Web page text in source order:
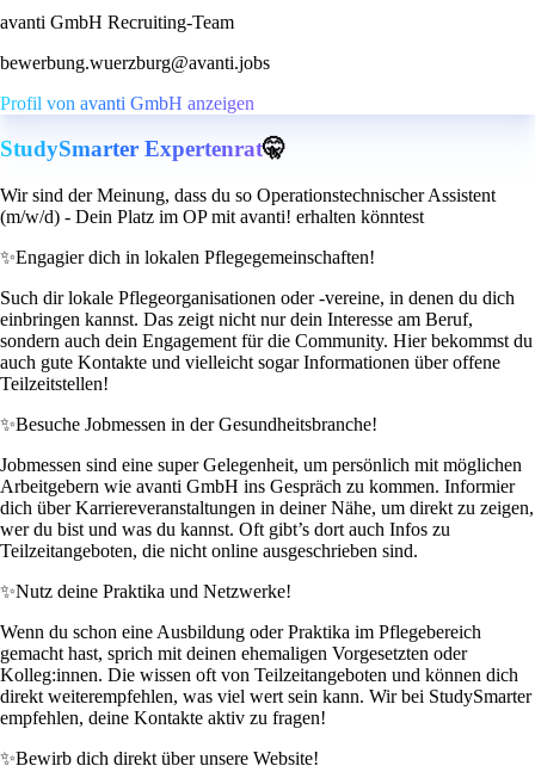
avanti GmbH Recruiting-Team
bewerbung.wuerzburg@avanti.jobs
Profil von avanti GmbH anzeigen
StudySmarter Expertenrat🤫
Wir sind der Meinung, dass du so Operationstechnischer Assistent
(m/w/d) - Dein Platz im OP mit avanti! erhalten könntest
✨Engagier dich in lokalen Pflegegemeinschaften!
Such dir lokale Pflegeorganisationen oder -vereine, in denen du dich
einbringen kannst. Das zeigt nicht nur dein Interesse am Beruf,
sondern auch dein Engagement für die Community. Hier bekommst du
auch gute Kontakte und vielleicht sogar Informationen über offene
Teilzeitstellen!
✨Besuche Jobmessen in der Gesundheitsbranche!
Jobmessen sind eine super Gelegenheit, um persönlich mit möglichen
Arbeitgebern wie avanti GmbH ins Gespräch zu kommen. Informier
dich über Karriereveranstaltungen in deiner Nähe, um direkt zu zeigen,
wer du bist und was du kannst. Oft gibt’s dort auch Infos zu
Teilzeitangeboten, die nicht online ausgeschrieben sind.
✨Nutz deine Praktika und Netzwerke!
Wenn du schon eine Ausbildung oder Praktika im Pflegebereich
gemacht hast, sprich mit deinen ehemaligen Vorgesetzten oder
Kolleg:innen. Die wissen oft von Teilzeitangeboten und können dich
direkt weiterempfehlen, was viel wert sein kann. Wir bei StudySmarter
empfehlen, deine Kontakte aktiv zu fragen!
✨Bewirb dich direkt über unsere Website!